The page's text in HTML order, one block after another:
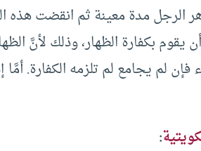
الرجل مدة معينة ثم انقضت
بكفارة الظهار، وذلك لأنَّ
لم يجامع لم تلزمه الكفارة.
: